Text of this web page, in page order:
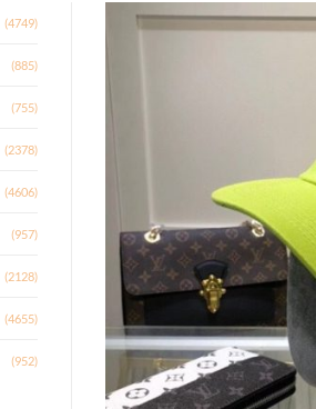
(4749)
(885)
(755)
(2378)
(4606)
(957)
(2128)
(4655)
(952)